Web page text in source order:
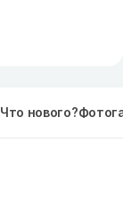
Что нового?